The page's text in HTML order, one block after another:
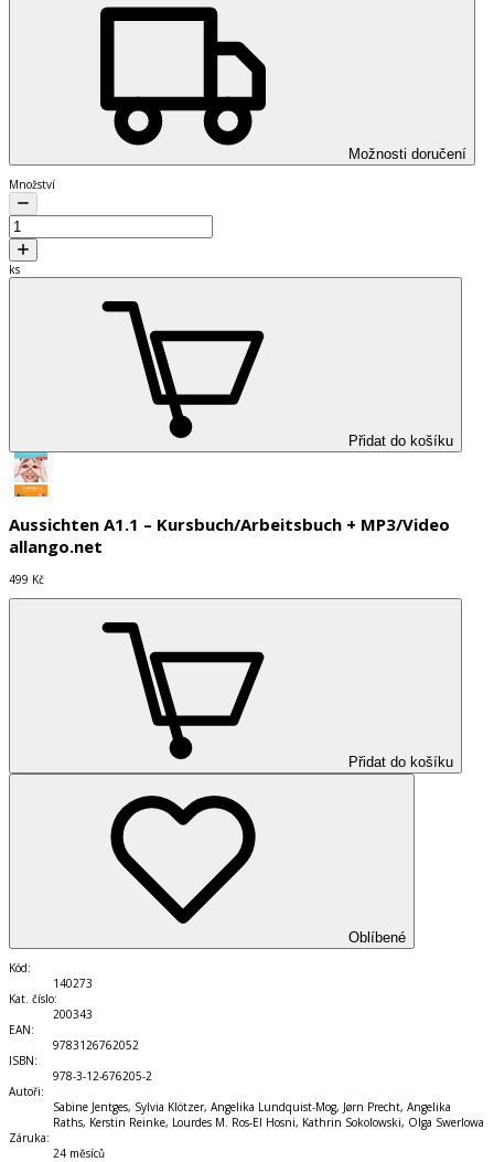
Možnosti doručení
Množství
ks
Přidat do košíku
Aussichten A1.1 – Kursbuch/Arbeitsbuch + MP3/Video
allango.net
499 Kč
Přidat do košíku
Oblíbené
Kód:
140273
Kat. číslo:
200343
EAN:
9783126762052
ISBN:
978-3-12-676205-2
Autoři:
Sabine Jentges, Sylvia Klötzer, Angelika Lundquist-Mog, Jørn Precht, Angelika
Raths, Kerstin Reinke, Lourdes M. Ros-El Hosni, Kathrin Sokolowski, Olga Swerlowa
Záruka:
24 měsíců